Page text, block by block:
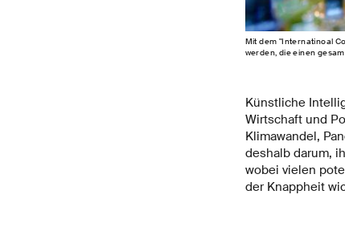
Mit dem "Internatinoal
werden, die einen
Künstliche
Wirtschaft und
Klimawandel,
deshalb darum,
wobei vielen
der Knappheit